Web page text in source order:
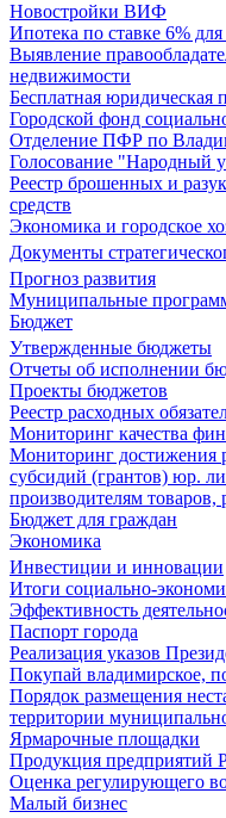
Новостройки ВИФ
Ипотека по ставке 6%
Выявление
недвижимости
Бесплатная юридическая
Городской фонд
Отделение ПФР по
Голосование "Народный
Реестр брошенных и
средств
Экономика и городское
Документы
Прогноз развития
Муниципальные
Бюджет
Утвержденные бюджеты
Отчеты об исполнении
Проекты бюджетов
Реестр расходных
Мониторинг качества
Мониторинг достижения
субсидий (грантов) юр.
производителям товаров,
Бюджет для граждан
Экономика
Инвестиции и инновации
Итоги социально-
Эффективность
Паспорт города
Реализация указов
Покупай владимирское,
Порядок размещения
территории
Ярмарочные площадки
Продукция предприятий
Оценка регулирующего
Малый бизнес